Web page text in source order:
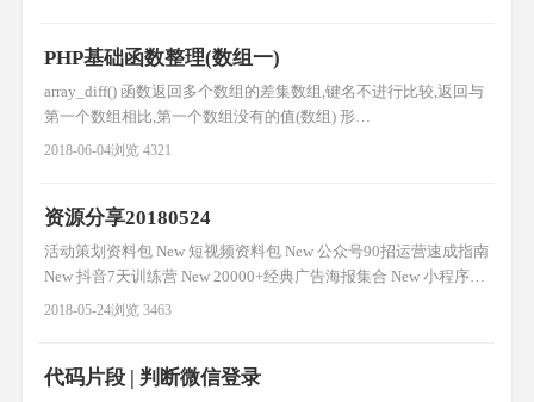
PHP基础函数整理(数组一)
array_diff() 函数返回多个数组的差集数组,键名不进行比较,返回与
第一个数组相比,第一个数组没有的值(数组) 形
式:array_diff(array1,array2,array3...); 例子:
2018-06-04浏览 4321
资源分享20180524
活动策划资料包 New 短视频资料包 New 公众号90招运营速成指南
New 抖音7天训练营 New 20000+经典广告海报集合 New 小程序资
料包 New
2018-05-24浏览 3463
代码片段 | 判断微信登录